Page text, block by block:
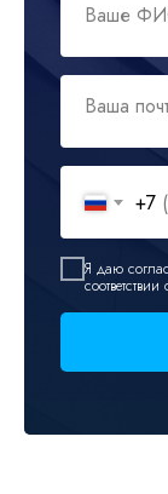
Ваше
Ваша
+7
Я даю
соответствии